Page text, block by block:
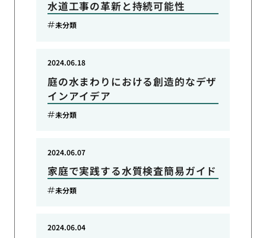
水道工事の革新と持続可能性
未分類
庭の水まわりにおける創造的なデザ
インアイデア
2024.06.18
未分類
家庭で実践する水質検査簡易ガイド
2024.06.07
未分類
2024.06.04